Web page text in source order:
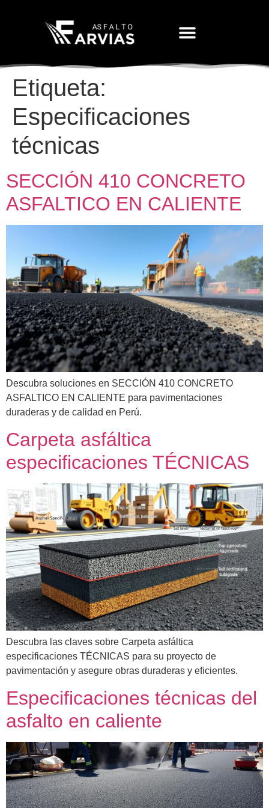
Etiqueta:
Especificaciones
técnicas
SECCIÓN 410 CONCRETO
ASFALTICO EN CALIENTE
Descubra soluciones en SECCIÓN 410 CONCRETO
ASFALTICO EN CALIENTE para pavimentaciones
duraderas y de calidad en Perú.
Carpeta asfáltica
especificaciones TÉCNICAS
Descubra las claves sobre Carpeta asfáltica
especificaciones TÉCNICAS para su proyecto de
pavimentación y asegure obras duraderas y eficientes.
Especificaciones técnicas del
asfalto en caliente